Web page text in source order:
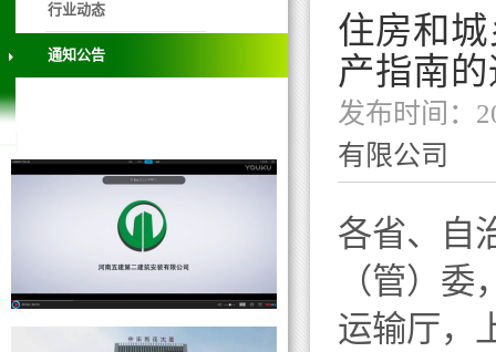
行业动态
通知公告
住房和
产指南
发布时间：
有限公司
各省、自
（管）
运输厅，